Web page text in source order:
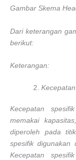
Gambar Skema
Dari keterangan
berikut:
Keterangan:
Kecepatan
memakai
diperoleh pada
spesifik digunakan
Kecepatan